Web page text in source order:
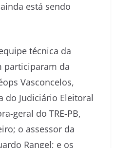
está sendo
técnica da
participaram da
Vasconcelos,
do Judiciário Eleitoral
geral do TRE-PB,
o assessor da
Rangel; e os